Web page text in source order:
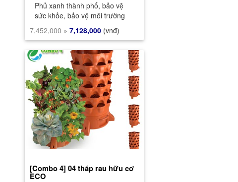
Phủ xanh thành phố, bảo vệ
sức khỏe, bảo vệ môi trường
7,452,000 » 7,128,000 (vnđ)
[Combo 4] 04 tháp rau hữu cơ
ECO